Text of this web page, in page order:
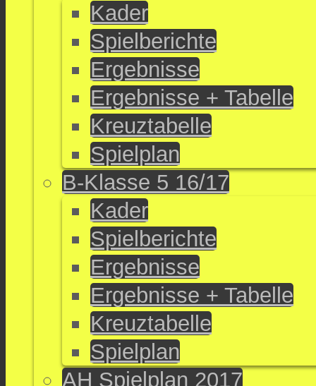
Kader
Spielberichte
Ergebnisse
Ergebnisse + Tabelle
Kreuztabelle
Spielplan
B-Klasse 5 16/17
Kader
Spielberichte
Ergebnisse
Ergebnisse + Tabelle
Kreuztabelle
Spielplan
AH Spielplan 2017